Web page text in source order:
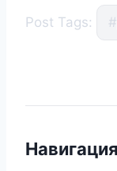
Post Tags:
#